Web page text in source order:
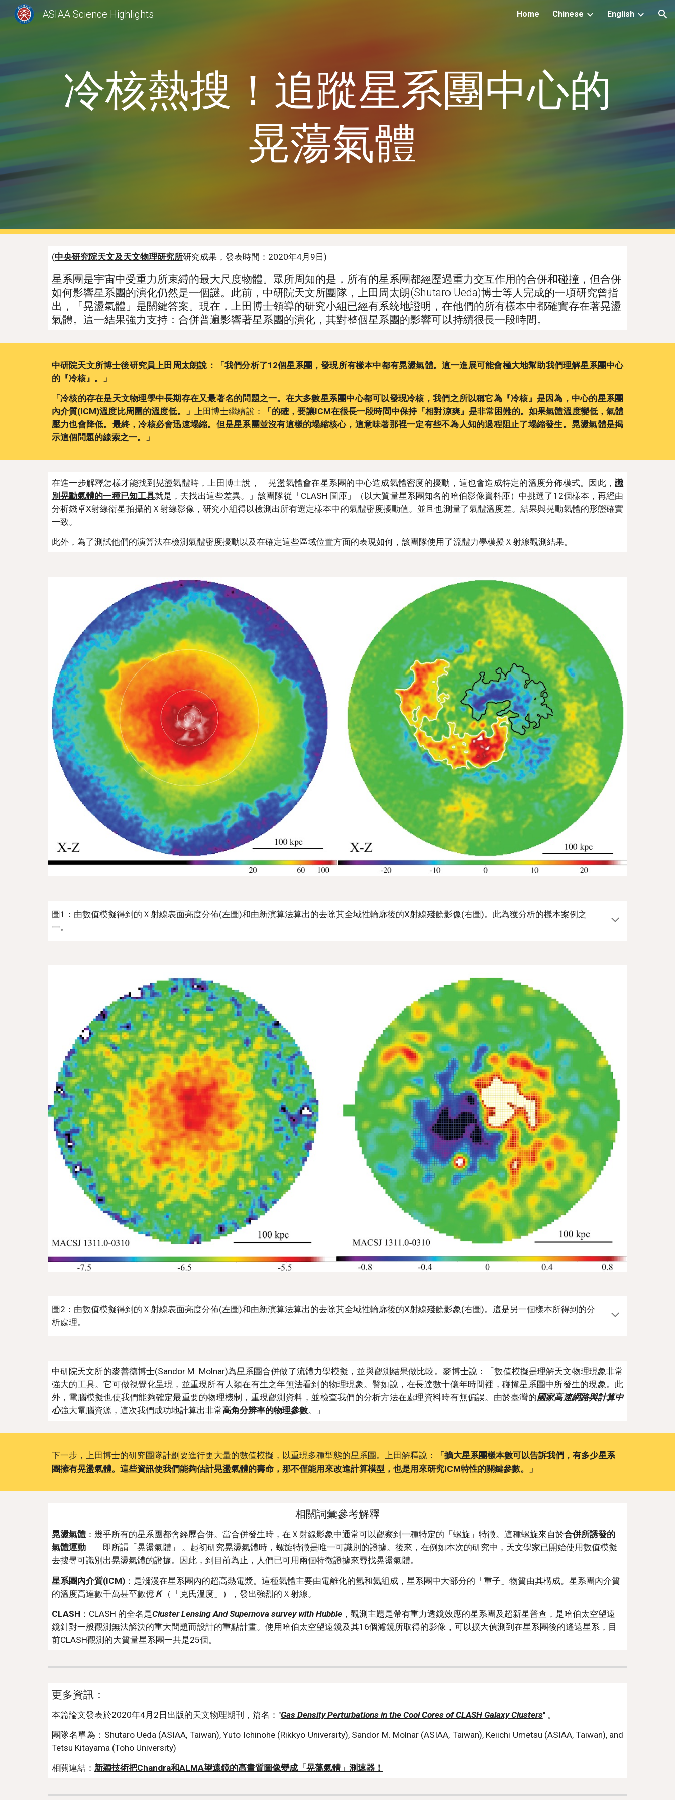
ASIAA Science Highlights Home Chinese English
冷核熱搜！追蹤星系團中心的
晃蕩氣體
(中央研究院天文及天文物理研究所研究成果，發表時間：2020年4月9日)
星系團是宇宙中受重力所束縛的最大尺度物體。眾所周知的是，所有的星系團都經歷過重力交互作用的合併和碰撞，但合併
如何影響星系團的演化仍然是一個謎。此前，中研院天文所團隊，上田周太朗(Shutaro Ueda)博士等人完成的一項研究曾指
出，「晃盪氣體」是關鍵答案。現在，上田博士領導的研究小組已經有系統地證明，在他們的所有樣本中都確實存在著晃盪
氣體。這一結果強力支持：合併普遍影響著星系團的演化，其對整個星系團的影響可以持續很長一段時間。
中研院天文所博士後研究員上田周太朗說：「我們分析了12個星系團，發現所有樣本中都有晃盪氣體。這一進展可能會極大地幫助我們理解星系團中心
的『冷核』。」
「冷核的存在是天文物理學中長期存在又最著名的問題之一。在大多數星系團中心都可以發現冷核，我們之所以稱它為『冷核』是因為，中心的星系團
內介質(ICM)溫度比周圍的溫度低。」 上田博士繼續說：
「的確，要讓ICM在很長一段時間中保持『相對涼爽』是非常困難的。如果氣體溫度變低，氣體
壓力也會降低。最終，冷核必會迅速塌縮。但是星系團並沒有這樣的塌縮核心，這意味著那裡一定有些不為人知的過程阻止了塌縮發生。晃盪氣體是揭
示這個問題的線索之一。」
在進一步解釋怎樣才能找到晃盪氣體時，上田博士說，「晃盪氣體會在星系團的中心造成氣體密度的擾動，這也會造成特定的溫度分佈模式。因此，識
別晃動氣體的一種已知工具就是，去找出這些差異。」該團隊從「CLASH 圖庫」（以大質量星系團知名的哈伯影像資料庫）中挑選了12個樣本，再經由
分析錢卓X射線衛星拍攝的Ｘ射線影像，研究小組得以檢測出所有選定樣本中的氣體密度擾動值。並且也測量了氣體溫度差。結果與晃動氣體的形態確實
一致。
此外，為了測試他們的演算法在檢測氣體密度擾動以及在確定這些區域位置方面的表現如何，該團隊使用了流體力學模擬Ｘ射線觀測結果。
圖1：由數值模擬得到的Ｘ射線表面亮度分佈(左圖)和由新演算法算出的去除其全域性輪廓後的X射線殘餘影像(右圖)。此為獲分析的樣本案例之
一。
圖2：由數值模擬得到的Ｘ射線表面亮度分佈(左圖)和由新演算法算出的去除其全域性輪廓後的X射線殘餘影象(右圖)。這是另一個樣本所得到的分
析處理。
中研院天文所的麥善德博士(Sandor M. Molnar)為星系團合併做了流體力學模擬，並與觀測結果做比較。麥博士說：「數值模擬是理解天文物理現象非常
強大的工具。它可做視覺化呈現，並重現所有人類在有生之年無法看到的物理現象。譬如說，在長達數十億年時間裡，碰撞星系團中所發生的現象。此
外，電腦模擬也使我們能夠確定最重要的物理機制，重現觀測資料，並檢查我們的分析方法在處理資料時有無偏誤。由於臺灣的國家高速網路與計算中
心強大電腦資源，這次我們成功地計算出非常高角分辨率的物理參數。」
下一步，上田博士的研究團隊計劃要進行更大量的數值模擬，以重現多種型態的星系團。上田解釋說：
「擴大星系團樣本數可以告訴我們，有多少星系
團擁有晃盪氣體。這些資訊使我們能夠估計晃盪氣體的壽命，那不僅能用來改進計算模型，也是用來研究ICM特性的關鍵參數。」
相關詞彙參考解釋
晃盪氣體：幾乎所有的星系團都會經歷合併。當合併發生時，在Ｘ射線影象中通常可以觀察到一種特定的「螺旋」特徵。這種螺旋來自於合併所誘發的
氣體運動――即所謂「晃盪氣體」 。起初研究晃盪氣體時，螺旋特徵是唯一可識別的證據。後來，在例如本次的研究中，天文學家已開始使用數值模擬
去搜尋可識別出晃盪氣體的證據。因此，到目前為止，人們已可用兩個特徵證據來尋找晃盪氣體。
星系團內介質(ICM)：是瀰漫在星系團內的超高熱電漿。這種氣體主要由電離化的氫和氦組成，星系團中大部分的「重子」物質由其構成。星系團內介質
的溫度高達數千萬甚至數億Ｋ（「克氏溫度」），發出強烈的Ｘ射線。
CLASH ：CLASH 的全名是Cluster Lensing And Supernova survey with Hubble，觀測主題是帶有重力透鏡效應的星系團及超新星普查，是哈伯太空望遠
鏡針對一般觀測無法解決的重大問題而設計的重點計畫。使用哈伯太空望遠鏡及其16個濾鏡所取得的影像，可以擴大偵測到在星系團後的遙遠星系，目
前CLASH觀測的大質量星系團一共是25個。
更多資訊：
本篇論文發表於2020年4月2日出版的天文物理期刊，篇名："Gas Density Perturbations in the Cool Cores of CLASH Galaxy Clusters" 。
團隊名單為：Shutaro Ueda (ASIAA, Taiwan), Yuto Ichinohe (Rikkyo University), Sandor M. Molnar (ASIAA, Taiwan), Keiichi Umetsu (ASIAA, Taiwan), and
Tetsu Kitayama (Toho University)
相關連結： 新穎技術把Chandra和ALMA望遠鏡的高畫質圖像變成「晃蕩氣體」測速器！